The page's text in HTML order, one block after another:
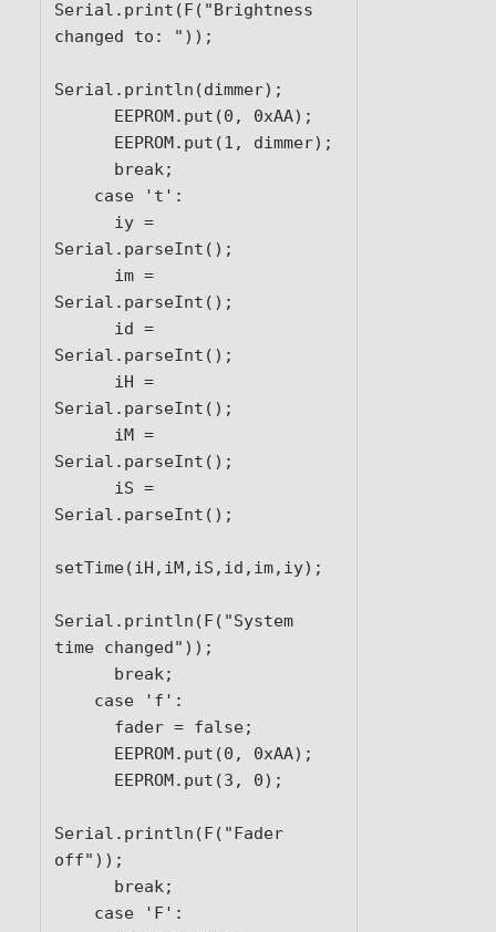
Serial.print(F("Brightness
changed to: "));
Serial.println(dimmer);
Serial.parseInt();
Serial.parseInt();
Serial.parseInt();
Serial.parseInt();
Serial.parseInt();
Serial.parseInt();
setTime(iH,iM,iS,id,im,iy);
Serial.println(F("System
time changed"));
Serial.println(F("Fader
off"));